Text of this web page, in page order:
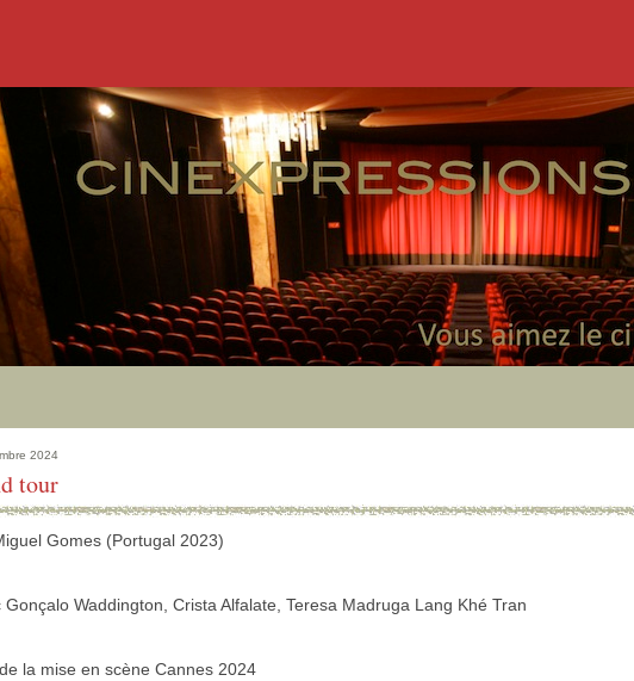
2024
tour
Gomes (Portugal 2023)
Gonçalo Waddington, Crista Alfalate, Teresa Madruga Lang Khé Tran
la mise en scène Cannes 2024